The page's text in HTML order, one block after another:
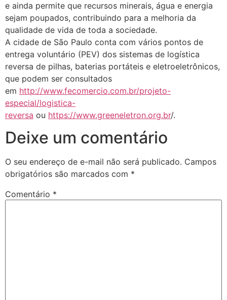
e ainda permite que recursos minerais, água e energia
sejam poupados, contribuindo para a melhoria da
qualidade de vida de toda a sociedade.
A cidade de São Paulo conta com vários pontos de
entrega voluntário (PEV) dos sistemas de logística
reversa de pilhas, baterias portáteis e eletroeletrônicos,
que podem ser consultados
em http://www.fecomercio.com.br/projeto-
especial/logistica-
reversa ou https://www.greeneletron.org.br/.
Deixe um comentário
O seu endereço de e-mail não será publicado. Campos
obrigatórios são marcados com *
Comentário *